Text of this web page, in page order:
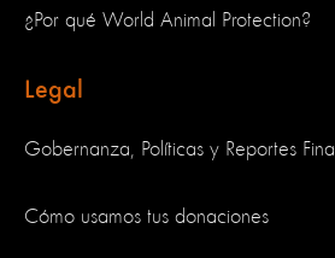
¿Por qué World Animal Protection?
Legal
Gobernanza, Políticas y Reportes
Cómo usamos tus donaciones